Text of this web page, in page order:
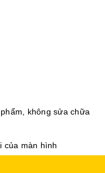
không sửa chữa
của màn hình